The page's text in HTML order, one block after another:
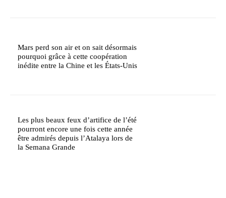
Mars perd son air et on sait désormais
pourquoi grâce à cette coopération
inédite entre la Chine et les États-Unis
Les plus beaux feux d’artifice de l’été
pourront encore une fois cette année
être admirés depuis l’Atalaya lors de
la Semana Grande